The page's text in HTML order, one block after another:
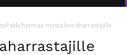
harmaa-musta koiraharrastajille